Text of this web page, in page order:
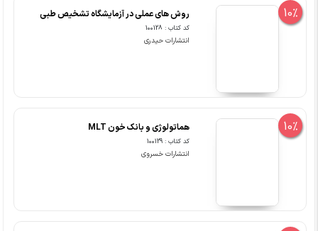
10% روش های عملی در آزمایشگاه تشخیص طبی
کد کتاب : 100128
انتشارات حیدری
10% هماتولوژی و بانک خون MLT
کد کتاب : 100129
انتشارات خسروی